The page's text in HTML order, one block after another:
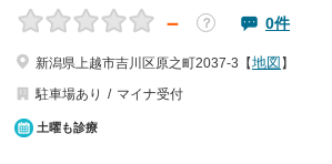
－ ？ 0件
新潟県上越市吉川区原之町2037-3【地図 】
駐車場あり
マイナ受付
土曜も診療